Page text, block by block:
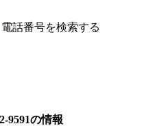
9591の情報